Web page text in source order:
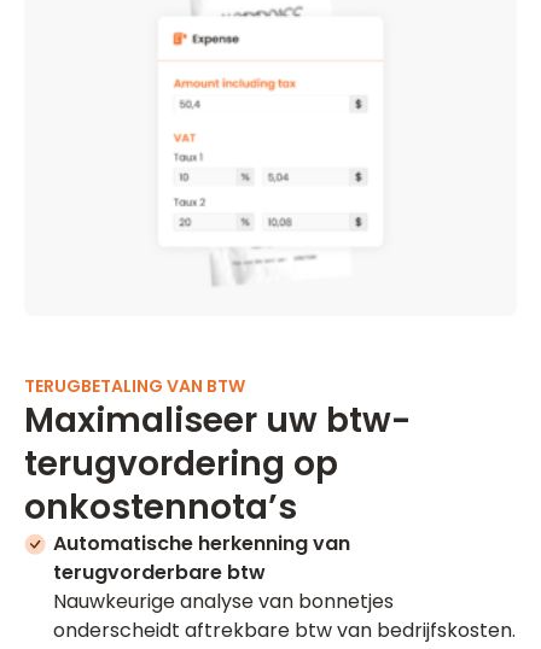
TERUGBETALING VAN BTW
Maximaliseer uw btw-
terugvordering op
onkostennota’s
Automatische herkenning van
terugvorderbare btw
Nauwkeurige analyse van bonnetjes
onderscheidt aftrekbare btw van bedrijfskosten.